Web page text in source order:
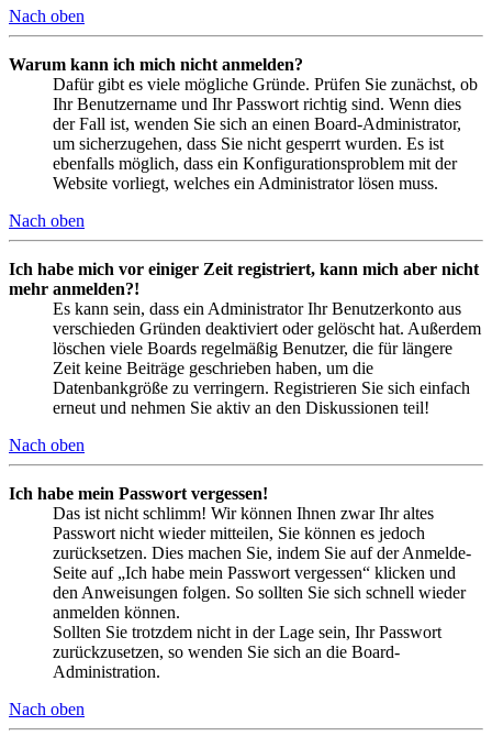
Nach oben
Warum kann ich mich nicht anmelden?
Dafür gibt es viele mögliche Gründe. Prüfen Sie zunächst, ob
Ihr Benutzername und Ihr Passwort richtig sind. Wenn dies
der Fall ist, wenden Sie sich an einen Board-Administrator,
um sicherzugehen, dass Sie nicht gesperrt wurden. Es ist
ebenfalls möglich, dass ein Konfigurationsproblem mit der
Website vorliegt, welches ein Administrator lösen muss.
Nach oben
Ich habe mich vor einiger Zeit registriert, kann mich aber nicht
mehr anmelden?!
Es kann sein, dass ein Administrator Ihr Benutzerkonto aus
verschieden Gründen deaktiviert oder gelöscht hat. Außerdem
löschen viele Boards regelmäßig Benutzer, die für längere
Zeit keine Beiträge geschrieben haben, um die
Datenbankgröße zu verringern. Registrieren Sie sich einfach
erneut und nehmen Sie aktiv an den Diskussionen teil!
Nach oben
Ich habe mein Passwort vergessen!
Das ist nicht schlimm! Wir können Ihnen zwar Ihr altes
Passwort nicht wieder mitteilen, Sie können es jedoch
zurücksetzen. Dies machen Sie, indem Sie auf der Anmelde-
Seite auf „Ich habe mein Passwort vergessen“ klicken und
den Anweisungen folgen. So sollten Sie sich schnell wieder
anmelden können.
Sollten Sie trotzdem nicht in der Lage sein, Ihr Passwort
zurückzusetzen, so wenden Sie sich an die Board-
Administration.
Nach oben